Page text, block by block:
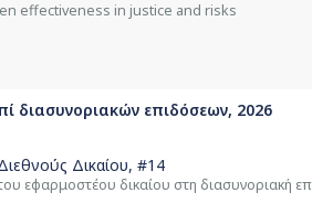
effectiveness in justice and risks
διασυνοριακών επιδόσεων, 2026
Δικαίου, #14
εφαρμοστέου δικαίου στη διασυνοριακή